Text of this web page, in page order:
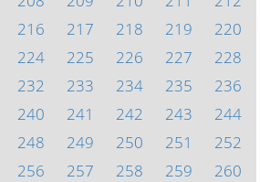
216 217 218 219
220
224 225 226 227
228
232 233 234 235
236
240 241 242 243
244
248 249 250 251
252
256 257 258 259
260